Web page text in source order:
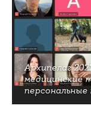
Архипелаг
медицинские